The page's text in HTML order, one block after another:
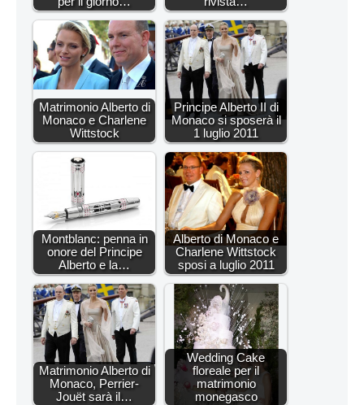
Matrimonio Alberto di
Monaco e Charlene
Wittstock
Principe Alberto II di
Monaco si sposerà il
1 luglio 2011
Montblanc: penna in
onore del Principe
Alberto e la…
Alberto di Monaco e
Charlene Wittstock
sposi a luglio 2011
Matrimonio Alberto di
Monaco, Perrier-
Jouët sarà il…
Wedding Cake
floreale per il
matrimonio
monegasco